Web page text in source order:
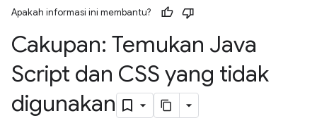
Apakah informasi ini membantu?
Cakupan: Temukan Java
Script dan CSS yang tidak
digunakan